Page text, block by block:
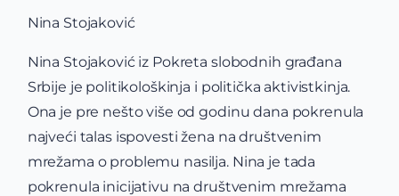
Nina Stojaković
Nina Stojaković iz Pokreta slobodnih građana
Srbije je politikološkinja i politička aktivistkinja.
Ona je pre nešto više od godinu dana pokrenula
najveći talas ispovesti žena na društvenim
mrežama o problemu nasilja. Nina je tada
pokrenula inicijativu na društvenim mrežama